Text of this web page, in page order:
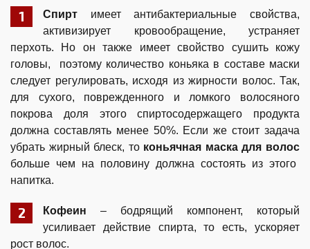
Спирт имеет антибактериальные свойства,
активизирует кровообращение, устраняет
перхоть. Но он также имеет свойство сушить кожу
головы, поэтому количество коньяка в составе маски
следует регулировать, исходя из жирности волос. Так,
для сухого, поврежденного и ломкого волосяного
покрова доля этого спиртосодержащего продукта
должна составлять менее 50%. Если же стоит задача
убрать жирный блеск, то коньячная маска для волос
больше чем на половину должна состоять из этого
напитка.
Кофеин – бодрящий компонент, который
усиливает действие спирта, то есть, ускоряет
рост волос.